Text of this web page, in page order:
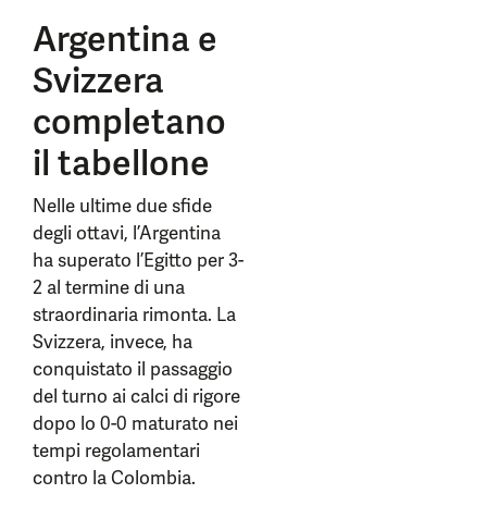
Argentina e
Svizzera
completano
il tabellone
Nelle ultime due sfide
degli ottavi, l’Argentina
ha superato l’Egitto per 3-
2 al termine di una
straordinaria rimonta. La
Svizzera, invece, ha
conquistato il passaggio
del turno ai calci di rigore
dopo lo 0-0 maturato nei
tempi regolamentari
contro la Colombia.